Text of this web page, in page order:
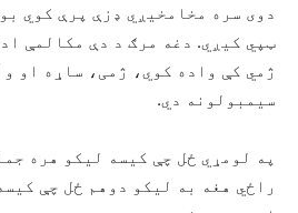
دوی سره مخامخیږي ډزې پرې کوي
ټپي کيږي. دغه مرګ د دې مکالمې
ژمي کې واده کوي، ژمی، ساړه او
سیمبولونه دي.
په لومړي ځل چې کیسه لیکو هره
راځي هغه به لیکو دوهم ځل چې